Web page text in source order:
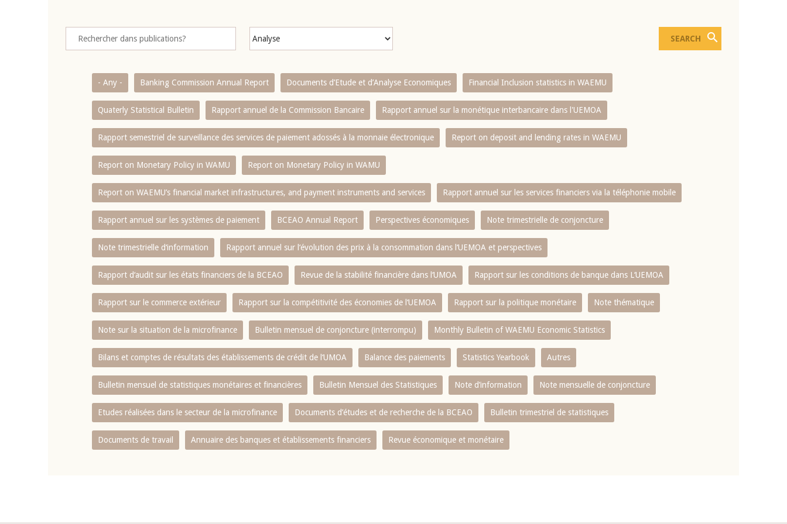
- Any - Banking Commission Annual Report Documents d’Etude et d’Analyse Economiques Financial Inclusion statistics in WAEMU
Quaterly Statistical Bulletin Rapport annuel de la Commission Bancaire Rapport annuel sur la monétique interbancaire dans l'UEMOA
Rapport semestriel de surveillance des services de paiement adossés à la monnaie électronique Report on deposit and lending rates in WAEMU
Report on Monetary Policy in WAMU Report on Monetary Policy in WAMU
Report on WAEMU’s financial market infrastructures, and payment instruments and services Rapport annuel sur les services financiers via la téléphonie mobile
Rapport annuel sur les systèmes de paiement BCEAO Annual Report Perspectives économiques Note trimestrielle de conjoncture
Note trimestrielle d‘information Rapport annuel sur l‘évolution des prix à la consommation dans l‘UEMOA et perspectives
Rapport d‘audit sur les états financiers de la BCEAO Revue de la stabilité financière dans l‘UMOA Rapport sur les conditions de banque dans L‘UEMOA
Rapport sur le commerce extérieur Rapport sur la compétitivité des économies de l‘UEMOA Rapport sur la politique monétaire Note thématique
Note sur la situation de la microfinance Bulletin mensuel de conjoncture (interrompu) Monthly Bulletin of WAEMU Economic Statistics
Bilans et comptes de résultats des établissements de crédit de l‘UMOA Balance des paiements Statistics Yearbook Autres
Bulletin mensuel de statistiques monétaires et financières Bulletin Mensuel des Statistiques Note d’information Note mensuelle de conjoncture
Etudes réalisées dans le secteur de la microfinance Documents d’études et de recherche de la BCEAO Bulletin trimestriel de statistiques
Documents de travail Annuaire des banques et établissements financiers Revue économique et monétaire